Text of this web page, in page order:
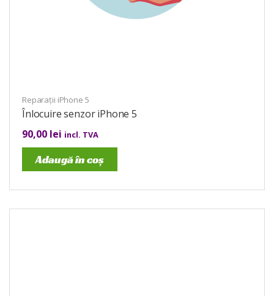
Reparații iPhone 5
Înlocuire senzor iPhone 5
90,00 lei incl. TVA
Adaugă în coș